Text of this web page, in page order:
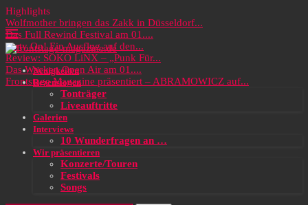
Highlights
Wolfmother bringen das Zakk in Düsseldorf...
Das Full Rewind Festival am 01....
Party On! Ein Ausflug auf den...
Review: SOKO LiNX – „Punk Für...
Das Wacken Open Air am 01....
Frontstage Magazine präsentiert – ABRAMOWICZ auf...
Neuigkeiten
Rezensionen
Tonträger
Liveauftritte
Galerien
Interviews
10 Wunderfragen an …
Wir präsentieren
Konzerte/Touren
Festivals
Songs